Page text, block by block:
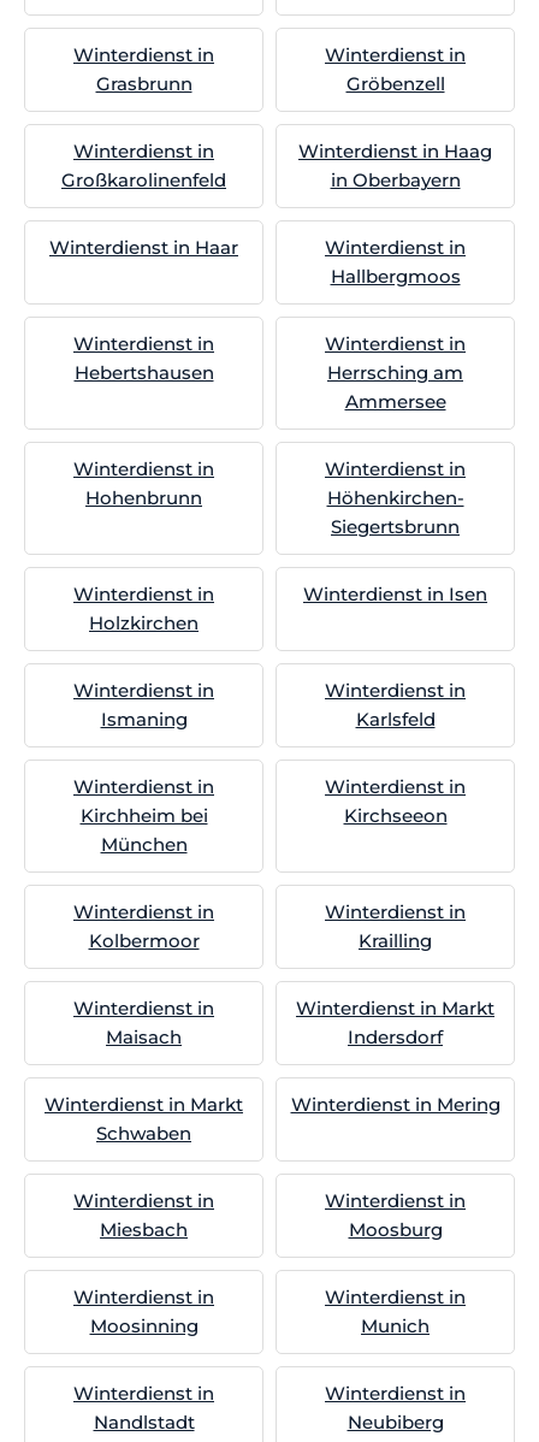
Winterdienst in
Grasbrunn
Winterdienst in
Gröbenzell
Winterdienst in
Großkarolinenfeld
Winterdienst in Haag
in Oberbayern
Winterdienst in Haar
Winterdienst in
Hallbergmoos
Winterdienst in
Hebertshausen
Winterdienst in
Herrsching am
Ammersee
Winterdienst in
Hohenbrunn
Winterdienst in
Höhenkirchen-
Siegertsbrunn
Winterdienst in
Holzkirchen
Winterdienst in Isen
Winterdienst in
Ismaning
Winterdienst in
Karlsfeld
Winterdienst in
Kirchheim bei
München
Winterdienst in
Kirchseeon
Winterdienst in
Kolbermoor
Winterdienst in
Krailling
Winterdienst in
Maisach
Winterdienst in Markt
Indersdorf
Winterdienst in Markt
Schwaben
Winterdienst in Mering
Winterdienst in
Miesbach
Winterdienst in
Moosburg
Winterdienst in
Moosinning
Winterdienst in
Munich
Winterdienst in
Nandlstadt
Winterdienst in
Neubiberg